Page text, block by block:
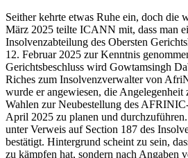
Seither kehrte etwas Ruhe ein, doch die
März 2025 teilte ICANN mit, dass man
Insolvenzabteilung des Obersten
12. Februar 2025 zur Kenntnis
Gerichtsbeschluss wird Gowtamsingh
Riches zum Insolvenzverwalter von
wurde er angewiesen, die Angelegenheit
Wahlen zur Neubestellung des
April 2025 zu planen und
unter Verweis auf Section 187 des
bestätigt. Hintergrund scheint zu sein,
zu kämpfen hat, sondern nach Angaben